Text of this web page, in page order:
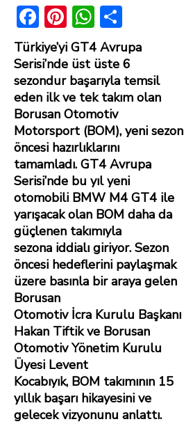
F
ac
e
b
o
ok
Pi
nt
er
e
st
W
h
at
s
A
p
p
h
ar
e
Türkiye’yi GT4 Avrupa
Serisi’nde üst üste 6
sezondur başarıyla temsil
eden ilk ve tek takım olan
Borusan Otomotiv
Motorsport (BOM), yeni sezon
öncesi hazırlıklarını
tamamladı. GT4 Avrupa
Serisi’nde bu yıl yeni
otomobili BMW M4 GT4 ile
yarışacak olan BOM daha da
güçlenen takımıyla
sezona iddialı giriyor. Sezon
öncesi hedeflerini paylaşmak
üzere basınla bir araya gelen
Borusan
Otomotiv İcra Kurulu Başkanı
Hakan Tiftik ve Borusan
Otomotiv Yönetim Kurulu
Üyesi Levent
Kocabıyık, BOM takımının 15
yıllık başarı hikayesini ve
gelecek vizyonunu anlattı.